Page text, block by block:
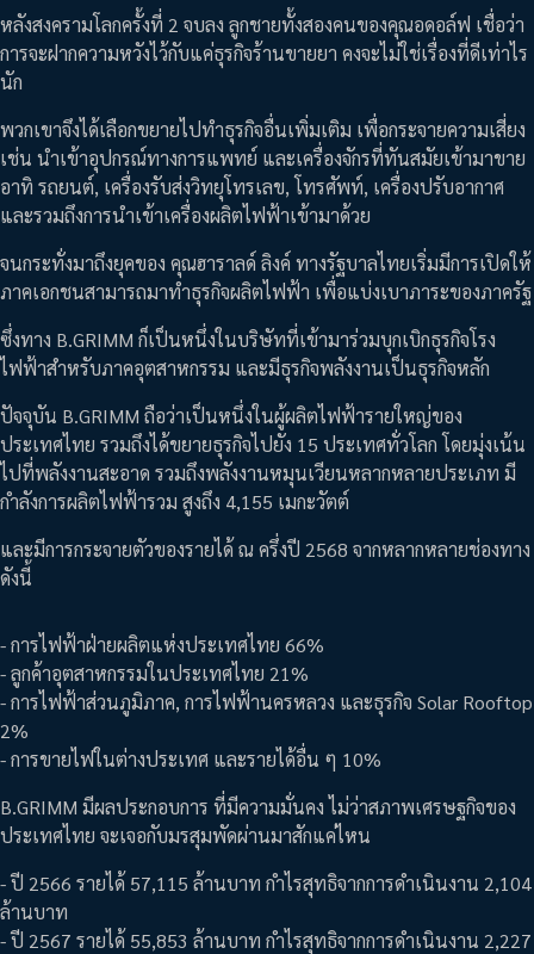
หลังสงครามโลกครั้งที่ 2 จบลง ลูกชายทั้งสองคนของคุณอดอล์ฟ เชื่อว่า
การจะฝากความหวังไว้กับแค่ธุรกิจร้านขายยา คงจะไม่ใช่เรื่องที่ดีเท่าไร
นัก
พวกเขาจึงได้เลือกขยายไปทำธุรกิจอื่นเพิ่มเติม เพื่อกระจายความเสี่ยง
เช่น นำเข้าอุปกรณ์ทางการแพทย์ และเครื่องจักรที่ทันสมัยเข้ามาขาย
อาทิ รถยนต์, เครื่องรับส่งวิทยุโทรเลข, โทรศัพท์, เครื่องปรับอากาศ
และรวมถึงการนำเข้าเครื่องผลิตไฟฟ้าเข้ามาด้วย
จนกระทั่งมาถึงยุคของ คุณฮาราลด์ ลิงค์ ทางรัฐบาลไทยเริ่มมีการเปิดให้
ภาคเอกชนสามารถมาทำธุรกิจผลิตไฟฟ้า เพื่อแบ่งเบาภาระของภาครัฐ
ซึ่งทาง B.GRIMM ก็เป็นหนึ่งในบริษัทที่เข้ามาร่วมบุกเบิกธุรกิจโรง
ไฟฟ้าสำหรับภาคอุตสาหกรรม และมีธุรกิจพลังงานเป็นธุรกิจหลัก
ปัจจุบัน B.GRIMM ถือว่าเป็นหนึ่งในผู้ผลิตไฟฟ้ารายใหญ่ของ
ประเทศไทย รวมถึงได้ขยายธุรกิจไปยัง 15 ประเทศทั่วโลก โดยมุ่งเน้น
ไปที่พลังงานสะอาด รวมถึงพลังงานหมุนเวียนหลากหลายประเภท มี
กำลังการผลิตไฟฟ้ารวม สูงถึง 4,155 เมกะวัตต์
และมีการกระจายตัวของรายได้ ณ ครึ่งปี 2568 จากหลากหลายช่องทาง
ดังนี้
- การไฟฟ้าฝ่ายผลิตแห่งประเทศไทย 66%
- ลูกค้าอุตสาหกรรมในประเทศไทย 21%
- การไฟฟ้าส่วนภูมิภาค, การไฟฟ้านครหลวง และธุรกิจ Solar Rooftop
2%
- การขายไฟในต่างประเทศ และรายได้อื่น ๆ 10%
B.GRIMM มีผลประกอบการ ที่มีความมั่นคง ไม่ว่าสภาพเศรษฐกิจของ
ประเทศไทย จะเจอกับมรสุมพัดผ่านมาสักแค่ไหน
- ปี 2566 รายได้ 57,115 ล้านบาท กำไรสุทธิจากการดำเนินงาน 2,104
ล้านบาท
- ปี 2567 รายได้ 55,853 ล้านบาท กำไรสุทธิจากการดำเนินงาน 2,227